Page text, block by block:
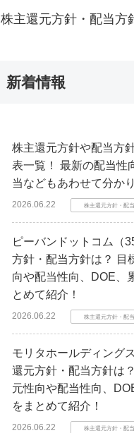
株主還元方針・配当方
新着情報
株主還元方針や配当方
表一覧！ 最新の配当性
当などもあわせて分か
2026.06.22 株主還元方針・配
ピーバンドットコム（
方針・配当方針は？ 目
向や配当性向、DOE、
とめて紹介！
2026.06.22 株主還元方針・配
モリタホールディング
還元方針・配当方針は
元性向や配当性向、
をまとめて紹介！
2026.06.22 株主還元方針・配